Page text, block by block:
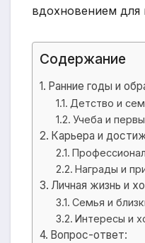
вдохновением
Содержание
Ранние годы и
Детство и
Учеба и
Карьера и
Награды и
Личная жизнь и
Семья и
Интересы и
Вопрос-ответ: